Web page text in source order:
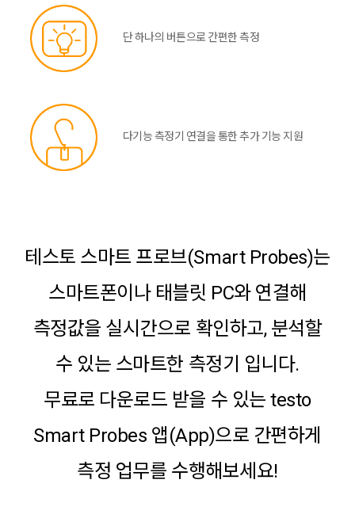
단 하나의 버튼으로 간편한 측정
다기능 측정기 연결을 통한 추가 기능 지원
테스토 스마트 프로브(Smart Probes)는
스마트폰이나 태블릿 PC와 연결해
측정값을 실시간으로 확인하고, 분석할
수 있는 스마트한 측정기 입니다.
무료로 다운로드 받을 수 있는 testo
Smart Probes 앱(App)으로 간편하게
측정 업무를 수행해보세요!